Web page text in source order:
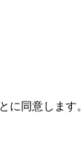
に同意します。